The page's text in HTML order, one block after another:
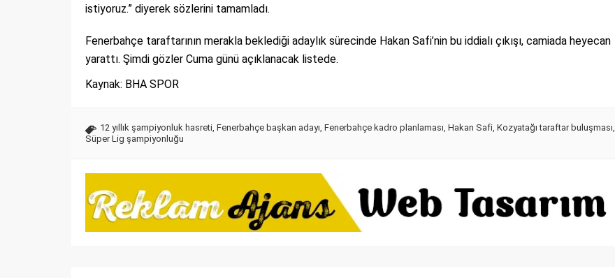
istiyoruz.” diyerek sözlerini tamamladı.
Fenerbahçe taraftarının merakla beklediği adaylık sürecinde Hakan Safi’nin bu iddialı çıkışı, camiada heyecan
yarattı. Şimdi gözler Cuma günü açıklanacak listede.
Kaynak: BHA SPOR
12 yıllık şampiyonluk hasreti, Fenerbahçe başkan adayı, Fenerbahçe kadro planlaması, Hakan Safi, Kozyatağı taraftar buluşması,
Süper Lig şampiyonluğu